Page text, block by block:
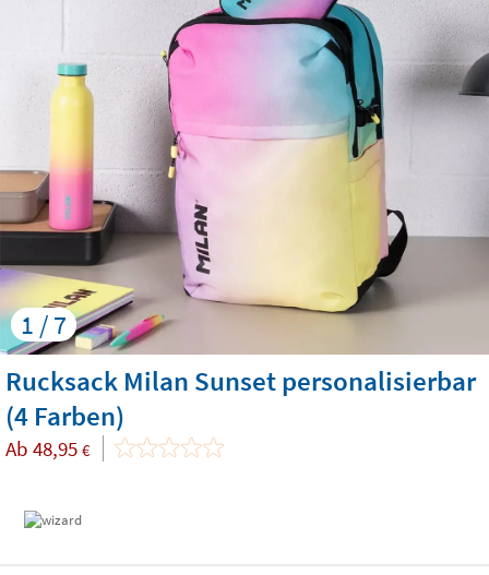
1 / 7
Rucksack Milan Sunset personalisierbar
(4 Farben)
Ab 48,95 €